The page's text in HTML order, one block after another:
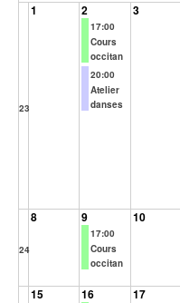
23
1 2
17:00
Cours
occitan
20:00
Atelier
danses
3
24
8 9
17:00
Cours
occitan
10
15 16 17